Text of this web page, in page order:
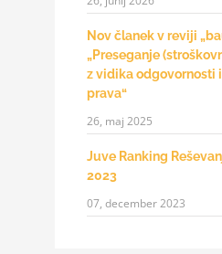
Nov članek v reviji
„Preseganje
z vidika odgovornosti
prava“
26, maj 2025
Juve Ranking
2023
07, december 2023